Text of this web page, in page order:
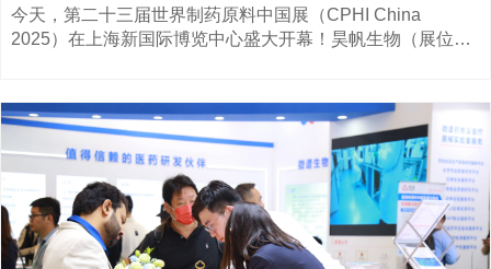
今天，第二十三届世界制药原料中国展（CPHI China
2025）在上海新国际博览中心盛大开幕！昊帆生物（展位